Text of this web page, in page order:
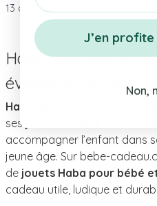
13 articles
Haba, des jeux et
éveiller les enfants
Haba
ses
accompagner l’enfant dans
jeune âge. Sur bebe-
de jouets Haba pour bébé
cadeau utile, ludique et
J’en
Non,